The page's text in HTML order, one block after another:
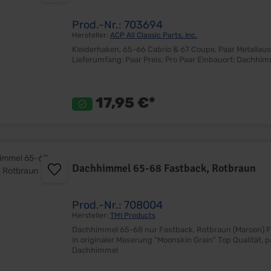
Prod.-Nr.: 703694
Hersteller: ACP All Classic Parts, Inc.
Kleiderhaken, 65-66 Cabrio & 67 Coupe, Paar Metallausführung Inkl. Befestigungschrauben Sehr gute Qualität
17,95 €*
Dachhimmel 65-68 Fastback, Rotbraun
Prod.-Nr.: 708004
Hersteller: TMI Products
Dachhimmel 65-68 nur Fastback, Rotbraun (Maroon) Farbe, Design und Material entspricht dem Original Dachhimmel
in originaler Maserung "Moonskin Grain" Top Qualität, paßgenau Lieferumfang: Stück Preis: pro Stück Einbauort: